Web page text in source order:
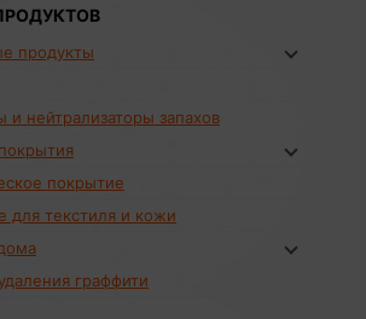
продукты
и нейтрализаторы запахов
покрытие
для текстиля и кожи
граффити